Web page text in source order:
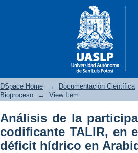
Análisis de la
desarrollo y
DSpace Home → Documentación Científica
Bioproceso
→ View Item
Análisis de la
codificante TALIR, en
déficit hídrico en